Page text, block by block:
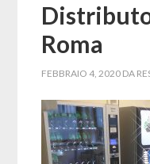
Roma
FEBBRAIO 4, 2020 DA